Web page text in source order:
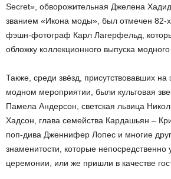
Secret», обворожительная Джелена
званием «Икона моды», был отмечен 82-
фэшн-фотограф Карл Лагерфельд,
обложку коллекционного выпуска модного
Также, среди звёзд, присутствовавших на
модном мероприятии, были культовая
Памела Андерсон, светская львица
Хадсон, глава семейства Кардашьян –
поп-дива Дженнифер Лопес и многие
знаменитости, которые непосредственно
церемонии, или же пришли в качестве